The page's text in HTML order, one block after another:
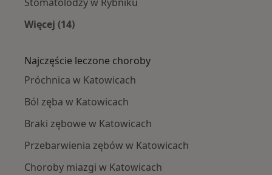
Więcej (14)
Najczęście leczone choroby
Próchnica w Katowicach
Ból zęba w Katowicach
Braki zębowe w Katowicach
Przebarwienia zębów w Katowicach
Choroby miazgi w Katowicach